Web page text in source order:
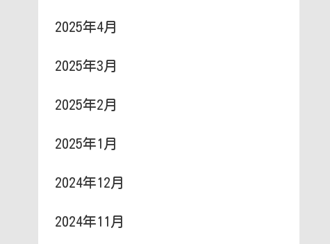
2025年4月
2025年3月
2025年2月
2025年1月
2024年12月
2024年11月